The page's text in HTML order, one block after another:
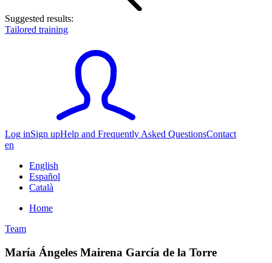
Suggested results:
Tailored training
Log inSign upHelp and Frequently Asked QuestionsContact
en
English
Español
Català
Home
Team
María Ángeles Mairena García de la Torre